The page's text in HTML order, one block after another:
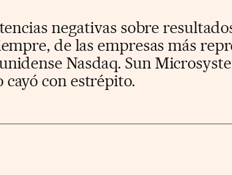
negativas sobre
de las empresas más
Nasdaq. Sun
cayó con estrépito.